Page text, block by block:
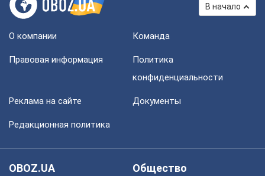
В начало
О компании Команда
Правовая информация
Политика
конфиденциальности
Реклама на сайте Документы
Редакционная политика
OBOZ.UA
Общество